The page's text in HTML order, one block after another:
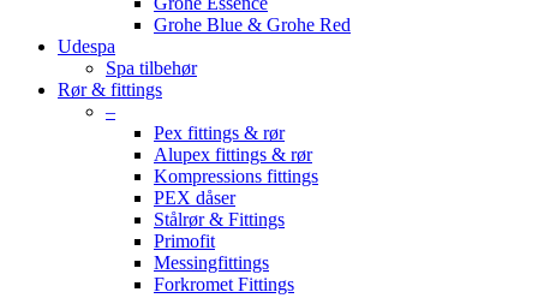
Grohe Blue & Grohe Red
Udespa
Spa tilbehør
Rør & fittings
–
Pex fittings & rør
Alupex fittings & rør
Kompressions fittings
PEX dåser
Stålrør & Fittings
Primofit
Messingfittings
Forkromet Fittings